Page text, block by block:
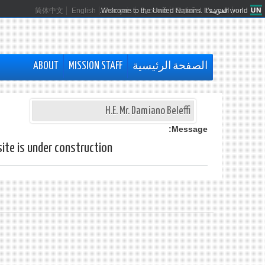
Welcome to the United Nations. It's your world.
العربية 简体中文 English Français Русский Español
الصفحة الرئيسية MISSION STAFF
ABOUT
H.E. Mr. Damiano Beleffi
Message:
is under construction